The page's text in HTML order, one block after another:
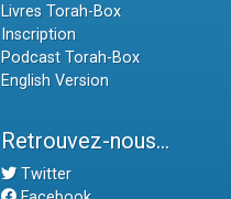
Livres Torah-Box
Inscription
Podcast Torah-Box
English Version
Retrouvez-nous...
Twitter